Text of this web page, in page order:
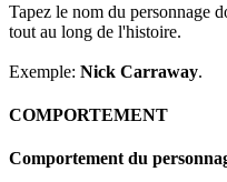
Tapez le nom du personnage
tout au long de l'histoire.
Exemple: Nick Carraway.
COMPORTEMENT
Comportement du